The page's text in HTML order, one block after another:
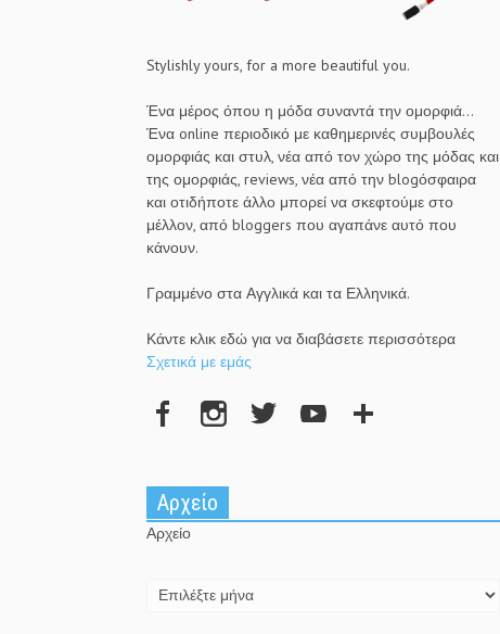
Stylishly yours, for a more beautiful you.
Ένα μέρος όπου η μόδα συναντά την ομορφιά...
Ένα online περιοδικό με καθημερινές συμβουλές
ομορφιάς και στυλ, νέα από τον χώρο της μόδας και
της ομορφιάς, reviews, νέα από την blogόσφαιρα
και οτιδήποτε άλλο μπορεί να σκεφτούμε στο
μέλλον, από bloggers που αγαπάνε αυτό που
κάνουν.
Γραμμένο στα Αγγλικά και τα Ελληνικά.
Κάντε κλικ εδώ για να διαβάσετε περισσότερα
Σχετικά με εμάς
Αρχείο
Αρχείο